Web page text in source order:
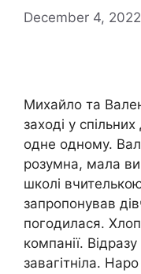
December 4, 2022
Михайло та
заході у
одне одному.
розумна, мала
школі
запропонував
погодилася.
компанії.
завагітніла.